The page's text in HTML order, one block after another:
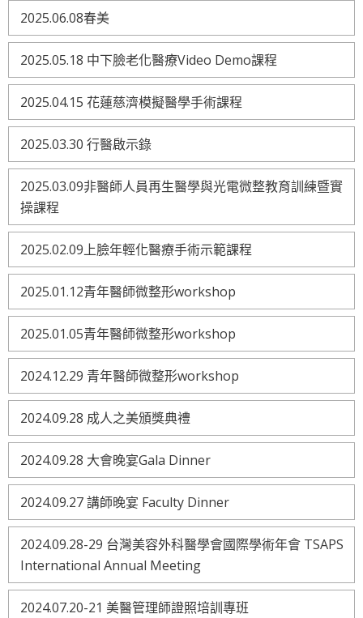
2025.06.08春美
2025.05.18 中下臉老化醫療Video Demo課程
2025.04.15 花蓮慈濟模擬醫學手術課程
2025.03.30 行醫啟示錄
2025.03.09非醫師人員再生醫學與光電微整教育訓練暨實
操課程
2025.02.09上臉年輕化醫療手術示範課程
2025.01.12青年醫師微整形workshop
2025.01.05青年醫師微整形workshop
2024.12.29 青年醫師微整形workshop
2024.09.28 成人之美頒獎典禮
2024.09.28 大會晚宴Gala Dinner
2024.09.27 講師晚宴 Faculty Dinner
2024.09.28-29 台灣美容外科醫學會國際學術年會 TSAPS
International Annual Meeting
2024.07.20-21 美醫管理師證照培訓專班